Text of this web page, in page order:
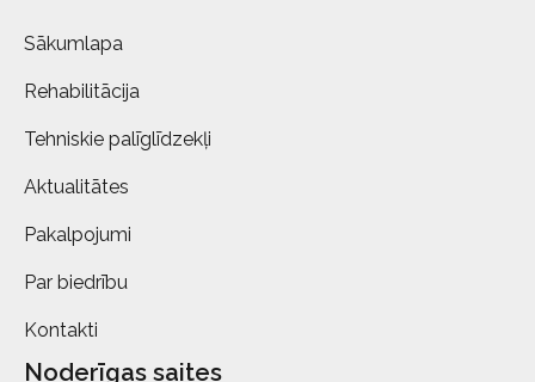
Sākumlapa
Rehabilitācija
Tehniskie palīglīdzekļi
Aktualitātes
Pakalpojumi
Par biedrību
Kontakti
Noderīgas saites